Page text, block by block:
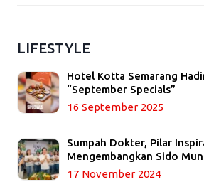
LIFESTYLE
Hotel Kotta Semarang
“September Specials”
16 September 2025
Sumpah Dokter, Pilar
Mengembangkan Sido
17 November 2024